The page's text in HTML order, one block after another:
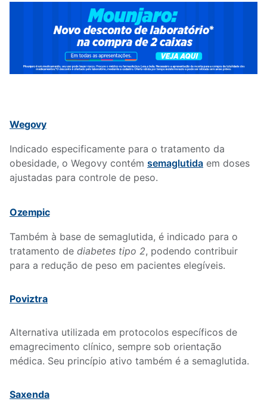
Wegovy
Indicado especificamente para o tratamento da
obesidade, o Wegovy contém semaglutida em doses
ajustadas para controle de peso.
Ozempic
Também à base de semaglutida, é indicado para o
tratamento de diabetes tipo 2, podendo contribuir
para a redução de peso em pacientes elegíveis.
Poviztra
Alternativa utilizada em protocolos específicos de
emagrecimento clínico, sempre sob orientação
médica. Seu princípio ativo também é a semaglutida.
Saxenda